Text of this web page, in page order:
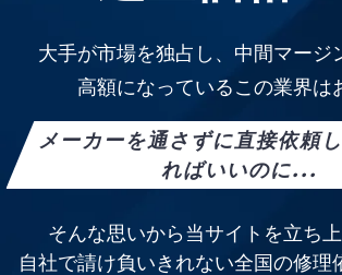
大手が市場を独占し、中間マージ
高額になっているこの業界は
メーカーを通さずに直接依頼
ればいいのに...
そんな思いから当サイトを立ち上
自社で請け負いきれない全国の修理